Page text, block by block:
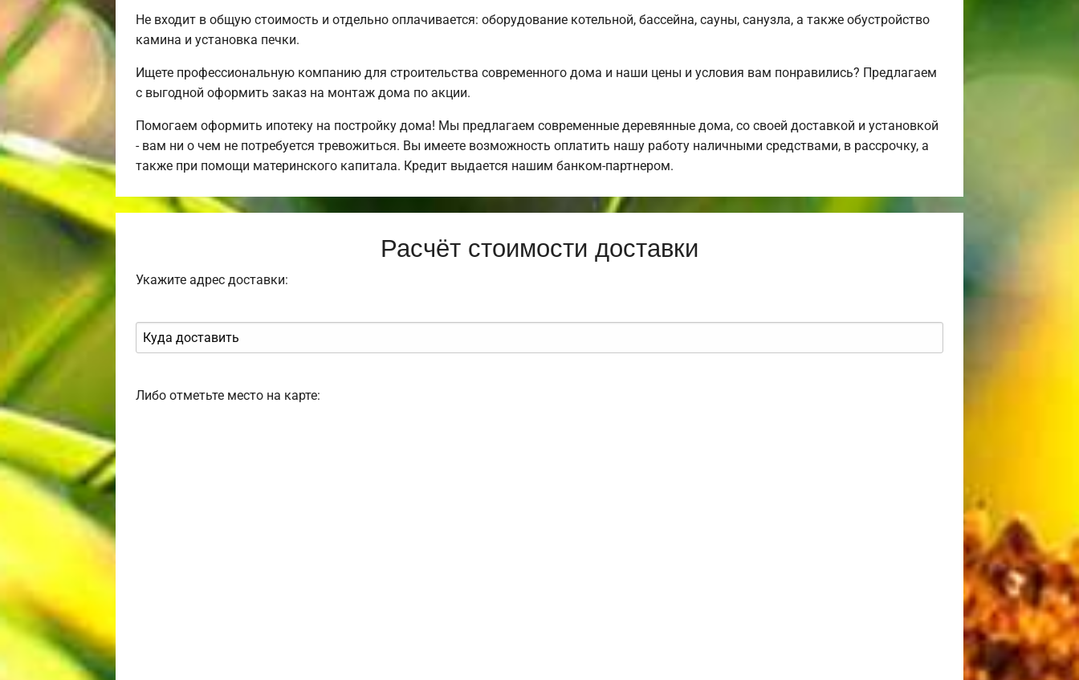
Не входит в общую стоимость и отдельно оплачивается: оборудование котельной, бассейна, сауны, санузла, а также обустройство
камина и установка печки.
Ищете профессиональную компанию для строительства современного дома и наши цены и условия вам понравились? Предлагаем
с выгодной оформить заказ на монтаж дома по акции.
Помогаем оформить ипотеку на постройку дома! Мы предлагаем современные деревянные дома, со своей доставкой и установкой
- вам ни о чем не потребуется тревожиться. Вы имеете возможность оплатить нашу работу наличными средствами, в рассрочку, а
также при помощи материнского капитала. Кредит выдается нашим банком-партнером.
Расчёт стоимости доставки
Укажите адрес доставки:
Либо отметьте место на карте: